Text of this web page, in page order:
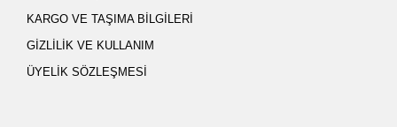
KARGO VE TAŞIMA BİLGİLERİ
GİZLİLİK VE KULLANIM
ÜYELİK SÖZLEŞMESİ